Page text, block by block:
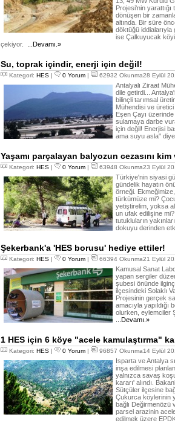
Projesi'nin
dönüşen bir
altında. Bir süre
döktüğü
ise Çalkuyucak
çekiyor.
...Devamı.»
Su, toprak içindir, enerji için değil!
Kategori: HES | 0 Yorum | 62932 Okunma28 Eylül
Antalyalı Ziraat
dile getirdi...
bilinçli tarımsal
Mühendisi ve
Eşen Çayı üzerinde
sulamaya darbe
için değil! Enerjisi
ama suyu asla"
Yaşamı parçalayan balyozun cezasını
Kategori: HES | 0 Yorum | 63948 Okunma23 Eylül
Türkiye'nin siyasi
gündelik hayatın
örneği.
türkümüze mi?
yetiştirelim, yoksa
un ufak edilişine
tutukluların
dokuyu derinden
Şekerbank'a 'HES borusu' hediye ettiler!
Kategori: HES | 0 Yorum | 66394 Okunma21 Eylül
Kamusal Sanat
yapan sergiler
şubesi önünde
ilçesindeki Solaklı
Projesinin gerçek
amacıyla
olurken, eylemciler
...Devamı.»
1 HES için 6 köye "acele kamulaştırma"
Kategori: HES | 0 Yorum | 96857 Okunma14 Eylül
Isparta ve Antalya
inşa edilmesi
yalnızca savaş
kararı' alındı.
Sütçüler ilçesine
Çukurca köylerinin
bağlı Değirmenözü
parsel arazinin
edilmek üzere